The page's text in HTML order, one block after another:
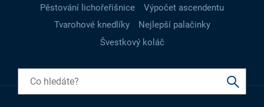
Pěstování lichořeřišnice
Výpočet ascendentu
Tvarohové knedlíky
Nejlepší palačinky
Švestkový koláč